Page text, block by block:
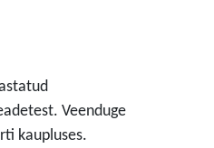
Veenduge
kaupluses.